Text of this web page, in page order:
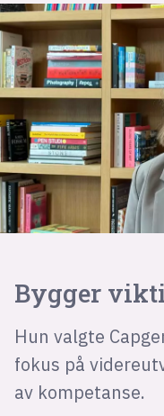
Bygger
Hun valgte
fokus på
av kompetanse.